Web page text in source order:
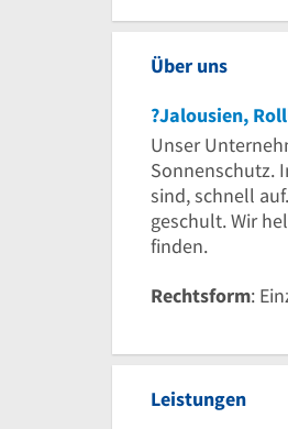
Über uns
?Jalousien,
Unser
Sonnenschutz.
sind, schnell
geschult. Wir
finden.
Rechtsform:
Leistungen